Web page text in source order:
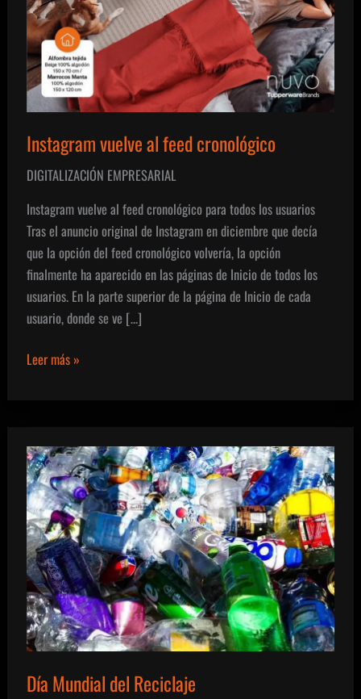
Instagram vuelve al feed cronológico
DIGITALIZACIÓN EMPRESARIAL
Instagram vuelve al feed cronológico para todos los usuarios
Tras el anuncio original de Instagram en diciembre que decía
que la opción del feed cronológico volvería, la opción
finalmente ha aparecido en las páginas de Inicio de todos los
usuarios. En la parte superior de la página de Inicio de cada
usuario, donde se ve […]
Instagram
cronológico
Leer más »
Día Mundial del Reciclaje